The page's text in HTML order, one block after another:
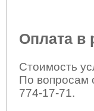
Оплата в
Стоимость
По вопросам
774-17-71.